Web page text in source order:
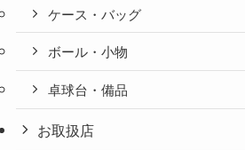
ケース・バッグ
ボール・小物
卓球台・備品
お取扱店